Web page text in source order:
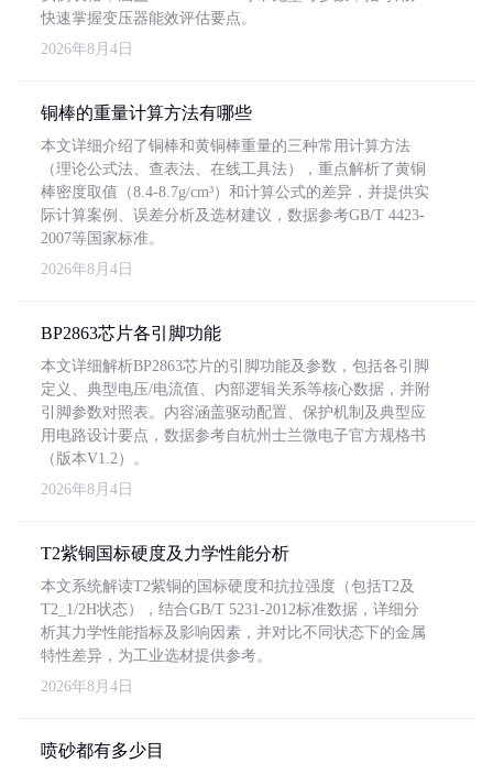
快速掌握变压器能效评估要点。
2026年8月4日
铜棒的重量计算方法有哪些
本文详细介绍了铜棒和黄铜棒重量的三种常用计算方法
（理论公式法、查表法、在线工具法），重点解析了黄铜
棒密度取值（8.4-8.7g/cm³）和计算公式的差异，并提供实
际计算案例、误差分析及选材建议，数据参考GB/T 4423-
2007等国家标准。
2026年8月4日
BP2863芯片各引脚功能
本文详细解析BP2863芯片的引脚功能及参数，包括各引脚
定义、典型电压/电流值、内部逻辑关系等核心数据，并附
引脚参数对照表。内容涵盖驱动配置、保护机制及典型应
用电路设计要点，数据参考自杭州士兰微电子官方规格书
（版本V1.2）。
2026年8月4日
T2紫铜国标硬度及力学性能分析
本文系统解读T2紫铜的国标硬度和抗拉强度（包括T2及
T2_1/2H状态），结合GB/T 5231-2012标准数据，详细分
析其力学性能指标及影响因素，并对比不同状态下的金属
特性差异，为工业选材提供参考。
2026年8月4日
喷砂都有多少目